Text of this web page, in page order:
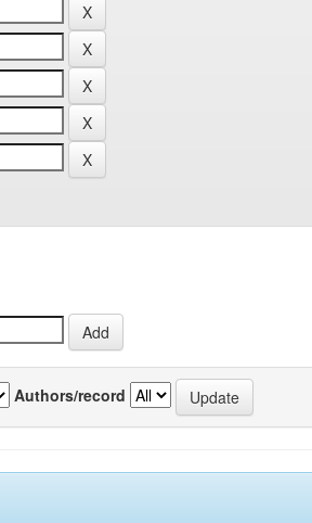
Authors/record